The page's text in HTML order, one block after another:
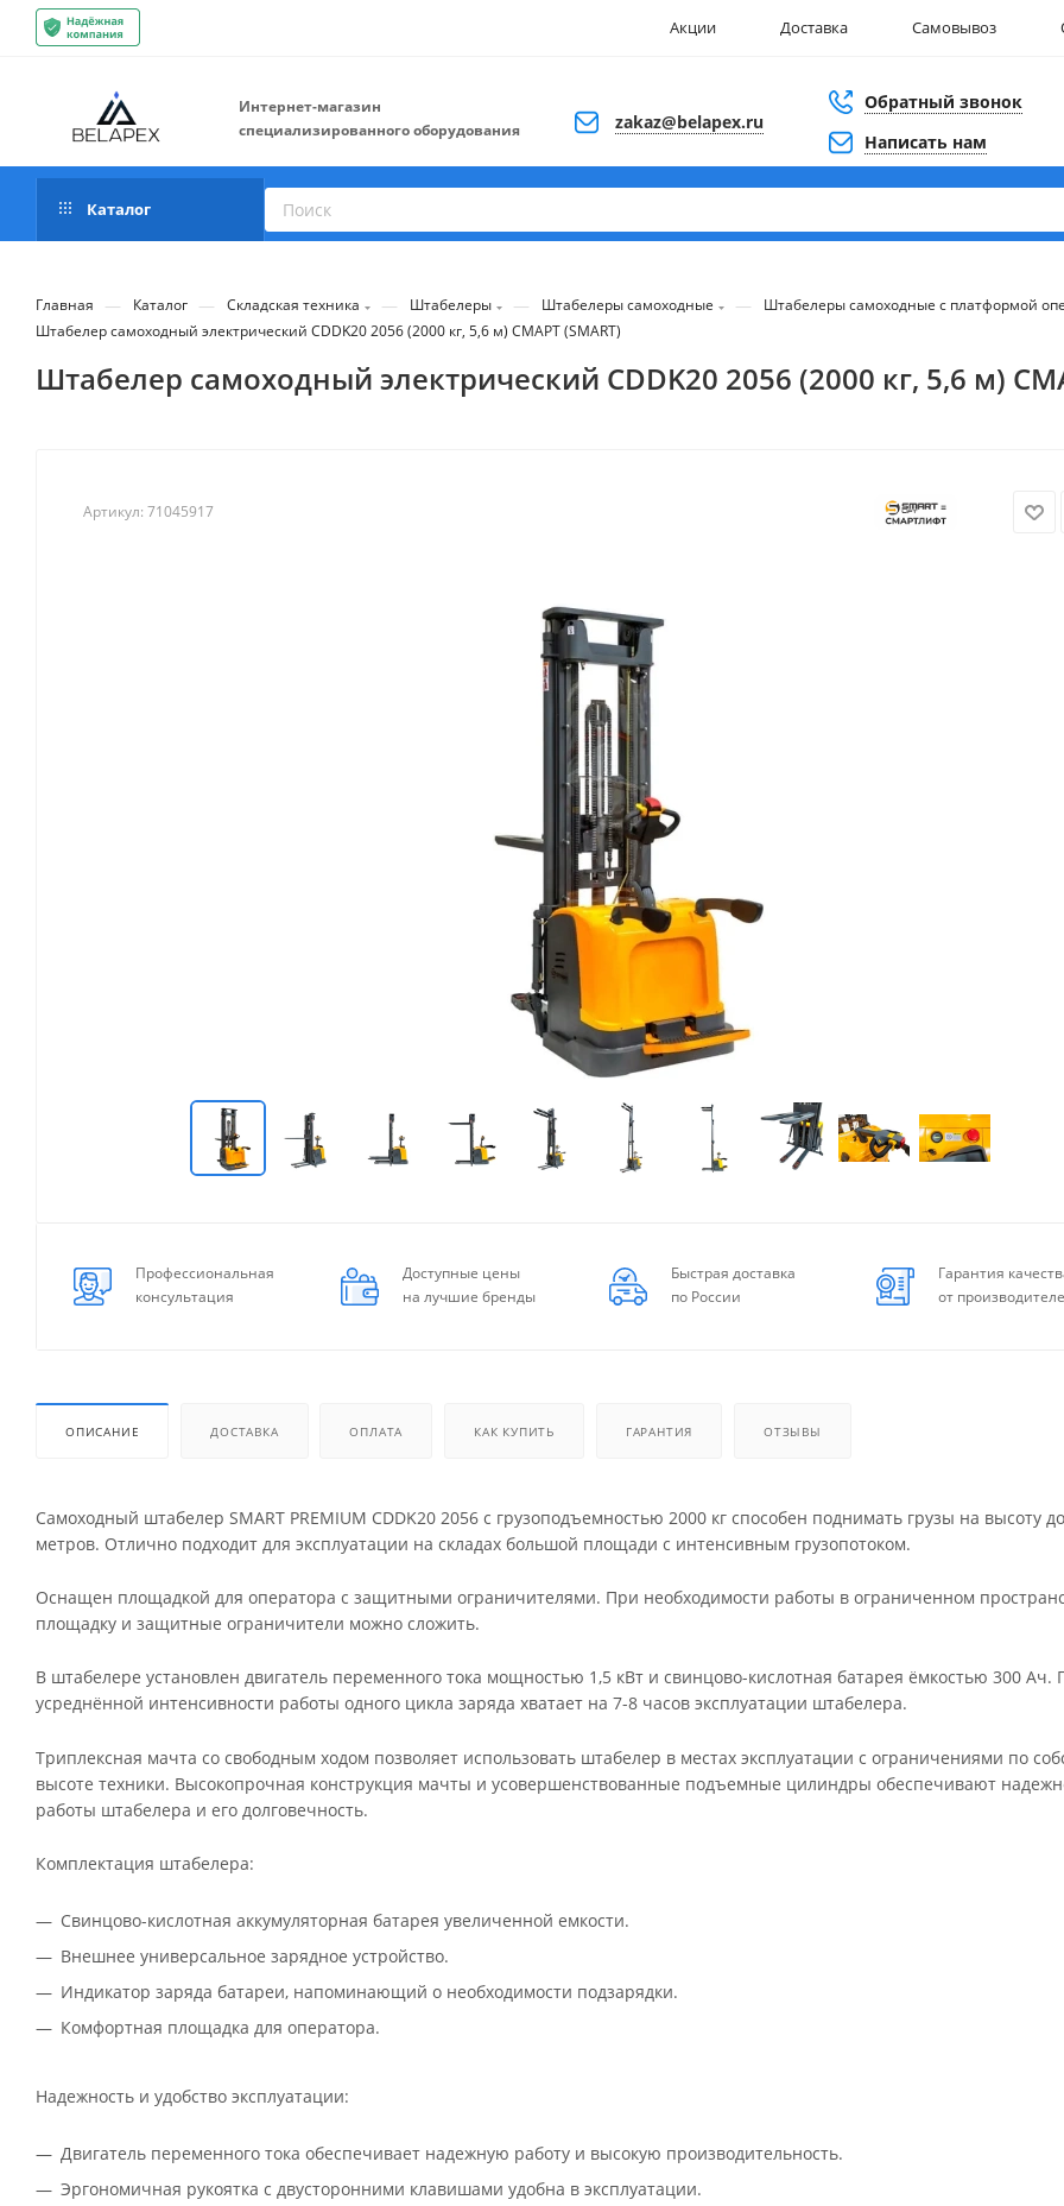
Акции Доставка Самовывоз
Интернет-магазин
специализированного оборудования
zakaz@belapex.ru
Обратный звонок
Написать нам
Каталог
Главная — Каталог — Складская техника — Штабелеры — Штабелеры самоходные —
Штабелеры самоходные с платформой
Штабелер самоxодный электрический CDDK20 2056 (2000 кг, 5,6 м) СМАРТ (SMART)
Штабелер самоxодный электрический CDDK20 2056 (2000 кг, 5,6 м)
Артикул: 71045917
Профессиональная
консультация
Доступные цены
на лучшие бренды
Быстрая доставка
по России
Гарантия
от
ОПИСАНИЕ ДОСТАВКА ОПЛАТА КАК КУПИТЬ ГАРАНТИЯ ОТЗЫВЫ
Самоходный штабелер SMART PREMIUM CDDK20 2056 с грузоподъемностью 2000 кг способен поднимать грузы на высоту
метров. Отлично подходит для эксплуатации на складах большой площади с интенсивным грузопотоком.
Оснащен площадкой для оператора с защитными ограничителями. При необходимости работы в ограниченном
площадку и защитные ограничители можно сложить.
В штабелере установлен двигатель переменного тока мощностью 1,5 кВт и свинцово-кислотная батарея ёмкостью 300 Ач.
усреднённой интенсивности работы одного цикла заряда хватает на 7-8 часов эксплуатации штабелера.
Триплексная мачта со свободным ходом позволяет использовать штабелер в местах эксплуатации с ограничениями по
высоте техники. Высокопрочная конструкция мачты и усовершенствованные подъемные цилиндры обеспечивают
работы штабелера и его долговечность.
Комплектация штабелера:
Свинцово-кислотная аккумуляторная батарея увеличенной емкости.
Внешнее универсальное зарядное устройство.
Индикатор заряда батареи, напоминающий о необходимости подзарядки.
Комфортная площадка для оператора.
Надежность и удобство эксплуатации:
Двигатель переменного тока обеспечивает надежную работу и высокую производительность.
Эргономичная рукоятка с двусторонними клавишами удобна в эксплуатации.